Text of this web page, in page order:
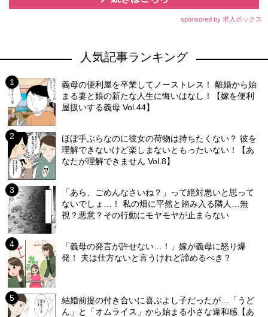
sponsored by 求人ボックス
人気記事ランキング
義母の便利屋を卒業してノーストレス！ 離婚から始
まる妻と娘の新たな人生に悔いはなし！【嫁を便利
屋扱いする義母 Vol.44】
ほぼ手ぶらなのに彼女の荷物は持ちたくない？ 彼を
理解できないけど楽しまないともったいない！【あ
なたが理解できません Vol.8】
「あら、ごめんなさいね？」って絶対悪いと思って
ないでしょ…！ 私の畑に平然と踏み入る隣人…無
視？悪意？その行動にモヤモヤが止まらない
「義母の発言が許せない…！」嫁が義母に怒り爆
発！ 夫は仕方ないと言うけれど諦めるべき？
結婚前提の付き合いに喜ぶよし子だったが…「うど
ん」と「オムライス」から始まる小さな違和感【あ